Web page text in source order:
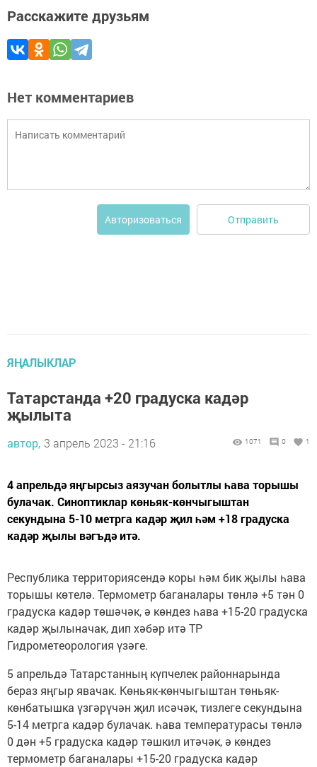
Расскажите друзьям
Нет комментариев
Авторизоваться Отправить
ЯҢАЛЫКЛАР
Татарстанда +20 градуска кадәр
җылыта
автор, 3 апрель 2023 - 21:16 1071 0 1
4 апрельдә яңгырсыз аязучан болытлы һава торышы
булачак. Синоптиклар көньяк-көнчыгыштан
секундына 5-10 метрга кадәр җил һәм +18 градуска
кадәр җылы вәгъдә итә.
Республика территориясендә коры һәм бик җылы һава
торышы көтелә. Термометр баганалары төнлә +5 тән 0
градуска кадәр төшәчәк, ә көндез һава +15-20 градуска
кадәр җылыначак, дип хәбәр итә ТР
Гидрометеорология үзәге.
5 апрельдә Татарстанның күпчелек районнарында
бераз яңгыр явачак. Көньяк-көнчыгыштан төньяк-
көнбатышка үзгәрүчән җил исәчәк, тизлеге секундына
5-14 метрга кадәр булачак. һава температурасы төнлә
0 дән +5 градуска кадәр тәшкил итәчәк, ә көндез
термометр баганалары +15-20 градуска кадәр